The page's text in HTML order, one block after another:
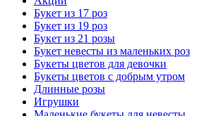
Букет из 17 роз
Букет из 19 роз
Букет из 21 розы
Букет невесты из маленьких роз
Букеты цветов для девочки
Букеты цветов с добрым утром
Длинные розы
Игрушки